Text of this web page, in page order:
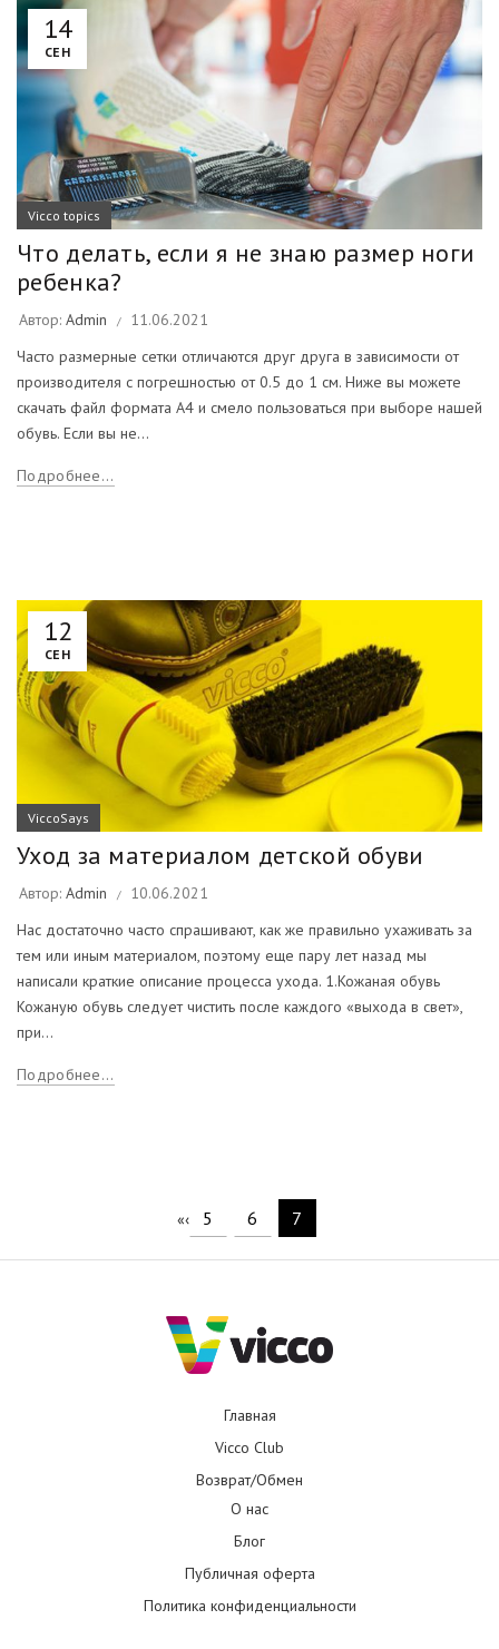
14
СЕН
Vicco topics
Что делать, если я не знаю размер ноги
ребенка?
Автор: Admin
11.06.2021
Часто размерные сетки отличаются друг друга в зависимости от
производителя с погрешностью от 0.5 до 1 см. Ниже вы можете
скачать файл формата А4 и смело пользоваться при выборе нашей
обувь. Если вы не...
Подробнее...
12
СЕН
ViccoSays
Уход за материалом детской обуви
Автор: Admin
10.06.2021
Нас достаточно часто спрашивают, как же правильно ухаживать за
тем или иным материалом, поэтому еще пару лет назад мы
написали краткие описание процесса ухода. 1.Кожаная обувь
Кожаную обувь следует чистить после каждого «выхода в свет»,
при...
Подробнее...
«‹ 5 6 7
Главная
Vicco Club
Возврат/Обмен
О нас
Блог
Публичная оферта
Политика конфиденциальности